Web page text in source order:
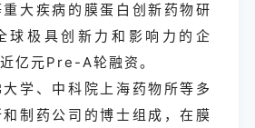
大疾病的膜蛋白创新药物研
球极具创新力和影响力的企
亿元Pre-A轮融资。
学、中科院上海药物所等多
制药公司的博士组成，在膜